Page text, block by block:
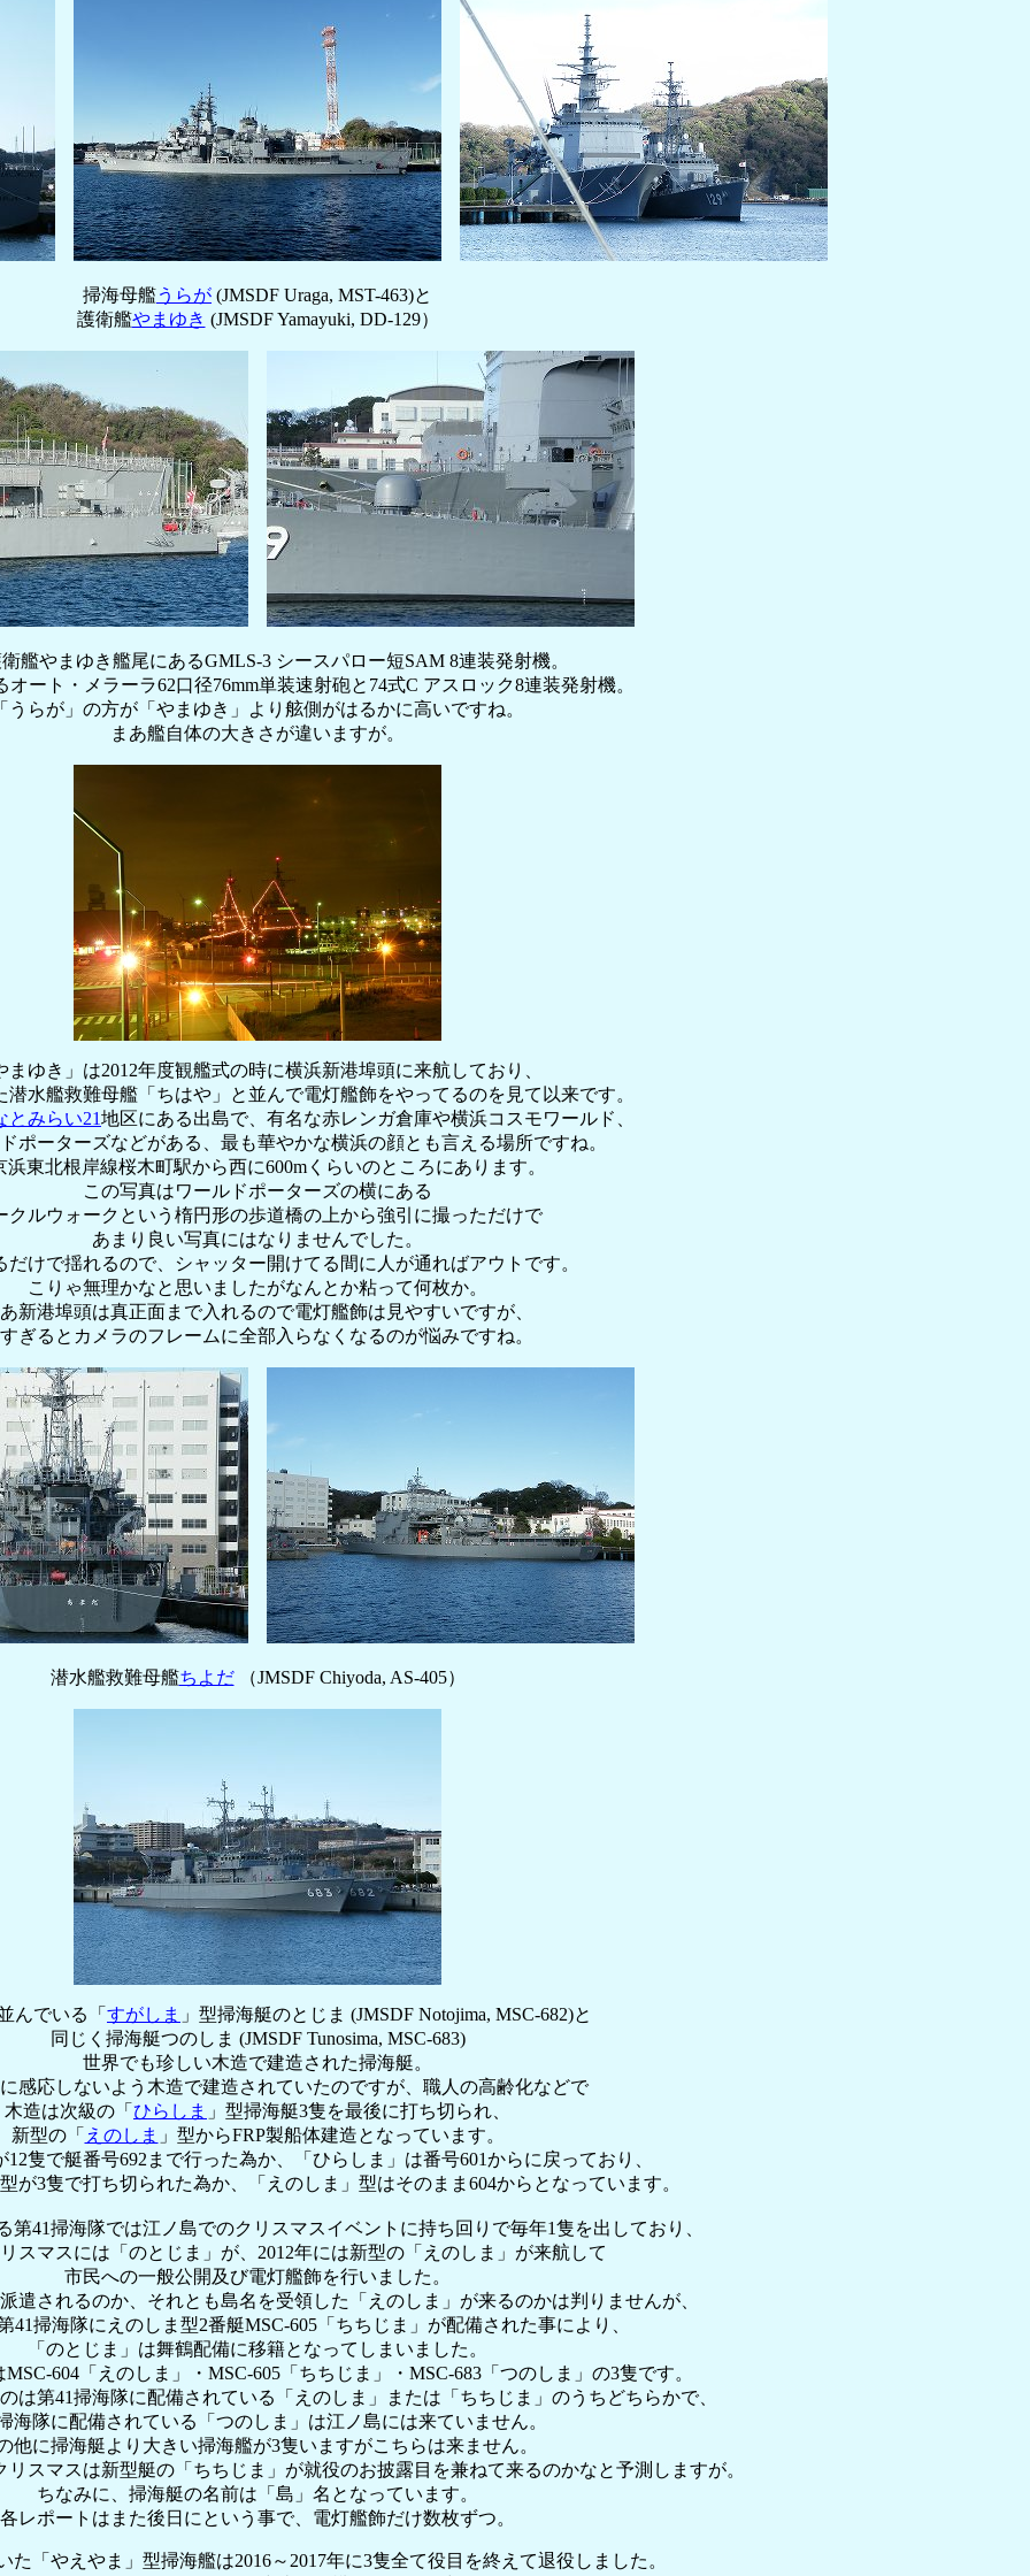
掃海母艦うらが (JMSDF Uraga, MST-463)と
護衛艦やまゆき (JMSDF Yamayuki, DD-129）
艦やまゆき艦尾にあるGMLS-3 シースパロー短SAM 8連装発射機。
オート・メラーラ62口径76mm単装速射砲と74式C アスロック8連装発射機。
うらが」の方が「やまゆき」より舷側がはるかに高いですね。
まあ艦自体の大きさが違いますが。
まゆき」は2012年度観艦式の時に横浜新港埠頭に来航しており、
潜水艦救難母艦「ちはや」と並んで電灯艦飾をやってるのを見て以来です。
とみらい21地区にある出島で、有名な赤レンガ倉庫や横浜コスモワールド、
ポーターズなどがある、最も華やかな横浜の顔とも言える場所ですね。
浜東北根岸線桜木町駅から西に600mくらいのところにあります。
この写真はワールドポーターズの横にある
クルウォークという楕円形の歩道橋の上から強引に撮っただけで
あまり良い写真にはなりませんでした。
だけで揺れるので、シャッター開けてる間に人が通ればアウトです。
こりゃ無理かなと思いましたがなんとか粘って何枚か。
新港埠頭は真正面まで入れるので電灯艦飾は見やすいですが、
ぎるとカメラのフレームに全部入らなくなるのが悩みですね。
潜水艦救難母艦ちよだ（JMSDF Chiyoda, AS-405）
んでいる「 すがしま 」型掃海艇のとじま (JMSDF Notojima, MSC-682)と
同じく掃海艇つのしま (JMSDF Tunosima, MSC-683)
世界でも珍しい木造で建造された掃海艇。
感応しないよう木造で建造されていたのですが、職人の高齢化などで
木造は次級の「 ひらしま 」型掃海艇3隻を最後に打ち切られ、
新型の「 えのしま 」型からFRP製船体建造となっています。
隻で艇番号692まで行った為か、「ひらしま」は番号601からに戻っており、
が3隻で打ち切られた為か、「えのしま」型はそのまま604からとなっています。
第41掃海隊では江ノ島でのクリスマスイベントに持ち回りで毎年1隻を出しており、
スマスには「のとじま」が、2012年には新型の「えのしま」が来航して
市民への一般公開及び電灯艦飾を行いました。
遣されるのか、それとも島名を受領した「えのしま」が来るのかは判りませんが、
41掃海隊にえのしま型2番艇MSC-605「ちちじま」が配備された事により、
「のとじま」は舞鶴配備に移籍となってしまいました。
604「えのしま」・MSC-605「ちちじま」・MSC-683「つのしま」の3隻です。
は第41掃海隊に配備されている「えのしま」または「ちちじま」のうちどちらかで、
海隊に配備されている「つのしま」は江ノ島には来ていません。
他に掃海艇より大きい掃海艦が3隻いますがこちらは来ません。
リスマスは新型艇の「ちちじま」が就役のお披露目を兼ねて来るのかなと予測しますが。
ちなみに、掃海艇の名前は「島」名となっています。
各レポートはまた後日にという事で、電灯艦飾だけ数枚ずつ。
「やえやま」型掃海艦は2016～2017年に3隻全て役目を終えて退役しました。